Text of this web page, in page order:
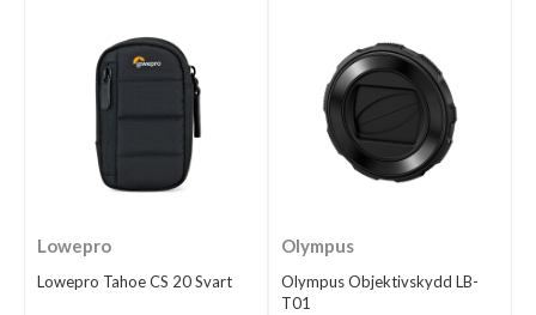
Lowepro
Lowepro Tahoe CS 20 Svart
Olympus
Olympus Objektivskydd LB-
T01